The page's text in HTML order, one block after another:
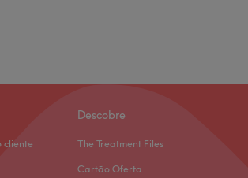
cliente
Descobre
The Treatment Files
Cartão Oferta